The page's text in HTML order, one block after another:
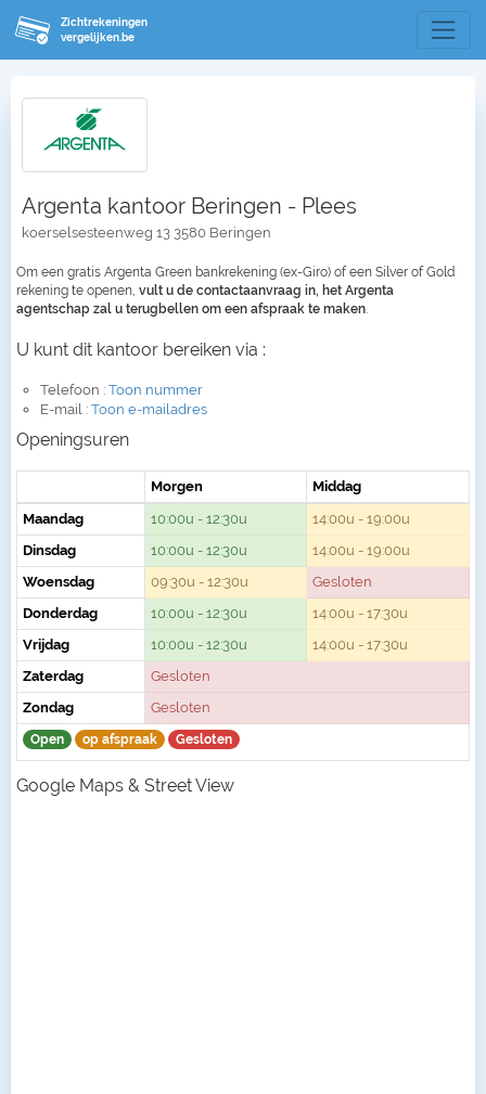
Zichtrekeningen
vergelijken.be
Argenta kantoor Beringen - Plees
koerselsesteenweg 13 3580 Beringen
Om een gratis Argenta Green bankrekening (ex-Giro) of een Silver of Gold
rekening te openen, vult u de contactaanvraag in, het Argenta
agentschap zal u terugbellen om een afspraak te maken
U kunt dit kantoor bereiken via :
Telefoon : Toon nummer
E-mail : Toon e-mailadres
Openingsuren
Morgen
Middag
Maandag
10:00u - 12:30u
14:00u - 19:00u
Dinsdag
10:00u - 12:30u
14:00u - 19:00u
Woensdag
09:30u - 12:30u
Gesloten
Donderdag
10:00u - 12:30u
14:00u - 17:30u
Vrijdag
10:00u - 12:30u
14:00u - 17:30u
Zaterdag
Gesloten
Zondag
Gesloten
Open op afspraak Gesloten
Google Maps & Street View